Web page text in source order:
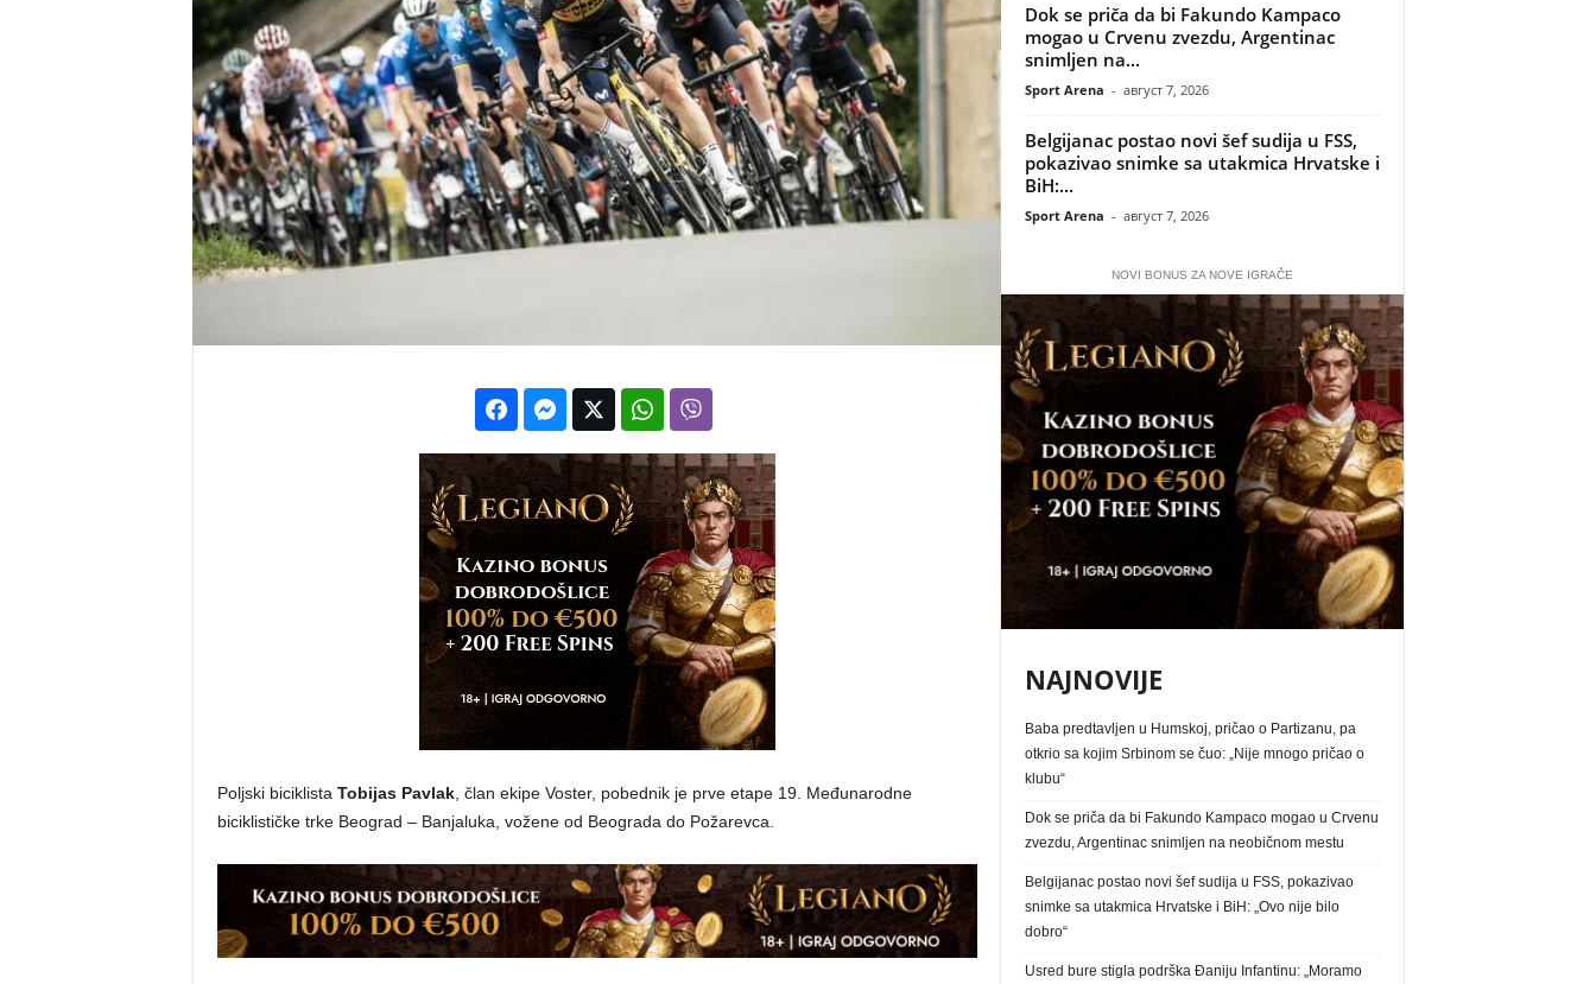
Poljski biciklista Tobijas Pavlak, član ekipe Voster, pobednik je prve etape 19. Međunarodne
biciklističke trke Beograd – Banjaluka, vožene od Beograda do Požarevca.
Dok se priča da bi Fakundo Kampaco
mogao u Crvenu zvezdu, Argentinac
snimljen na...
Sport Arena - август 7, 2026
Belgijanac postao novi šef sudija u FSS,
pokazivao snimke sa utakmica Hrvatske i
BiH:...
Sport Arena - август 7, 2026
NOVI BONUS ZA NOVE IGRAČE
NAJNOVIJE
Baba predtavljen u Humskoj, pričao o Partizanu, pa
otkrio sa kojim Srbinom se čuo: „Nije mnogo pričao o
klubu“
Dok se priča da bi Fakundo Kampaco mogao u Crvenu
zvezdu, Argentinac snimljen na neobičnom mestu
Belgijanac postao novi šef sudija u FSS, pokazivao
snimke sa utakmica Hrvatske i BiH: „Ovo nije bilo
dobro“
Usred bure stigla podrška Đaniju Infantinu: „Moramo